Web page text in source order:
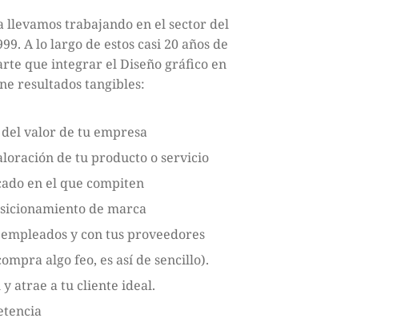
trabajando en el sector del
A lo largo de estos casi 20 años de
que integrar el Diseño gráfico en
resultados tangibles:
valor de tu empresa
de tu producto o servicio
en el que compiten
de marca
y con tus proveedores
algo feo, es así de sencillo).
atrae a tu cliente ideal.